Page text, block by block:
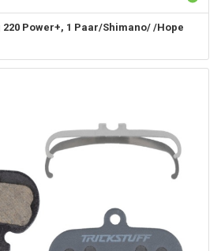
Power+, 1 Paar/Shimano/ /Hope